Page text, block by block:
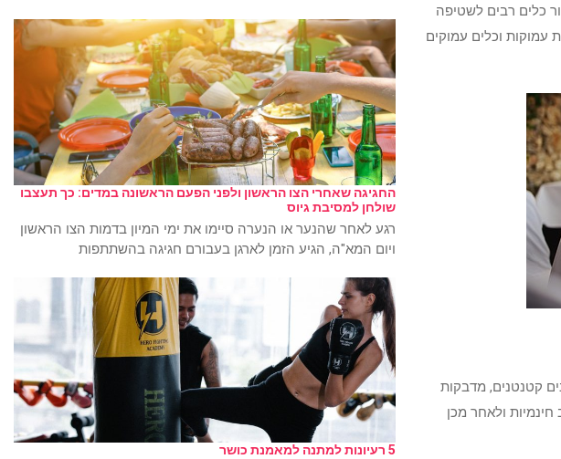
כלים רבים לשטיפה
עמוקות וכלים עמוקים
קטנטנים, מדבקות
ולאחר מכן
החגיגה שאחרי הצו הראשון ולפני הפעם הראשונה במדים: כך תעצבו
שולחן למסיבת גיוס
רגע לאחר שהנער או הנערה סיימו את ימי המיון בדמות הצו הראשון
ויום המא"ה, הגיע הזמן לארגן בעבורם חגיגה בהשתתפות
5 רעיונות למתנה למאמנת כושר